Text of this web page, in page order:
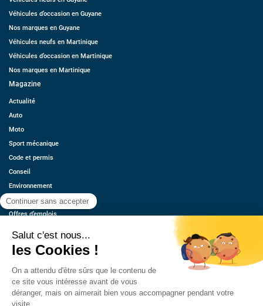
Véhicules d’occasion en Guyane
Nos marques en Guyane
Véhicules neufs en Martinique
Véhicules d’occasion en Martinique
Nos marques en Martinique
Magazine
Actualité
Auto
Moto
Sport mécanique
Code et permis
Conseil
Environnement
Économie
Offres d’emplois
Contact
Estimez votre voiture
Mentions légales